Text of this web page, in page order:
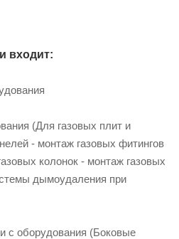
входит:
(Для газовых плит и
- монтаж газовых фитингов
колонок - монтаж газовых
дымоудаления при
с оборудования (Боковые